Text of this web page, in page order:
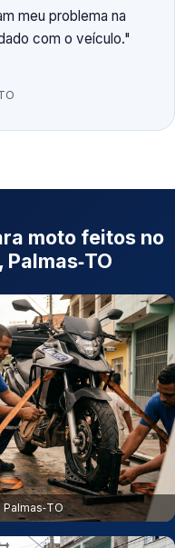
meu problema na
com o veículo.
moto feitos no